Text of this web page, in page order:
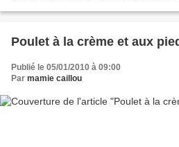
Poulet à la crème et aux
Publié le 05/01/2010 à 09:00
Par mamie caillou